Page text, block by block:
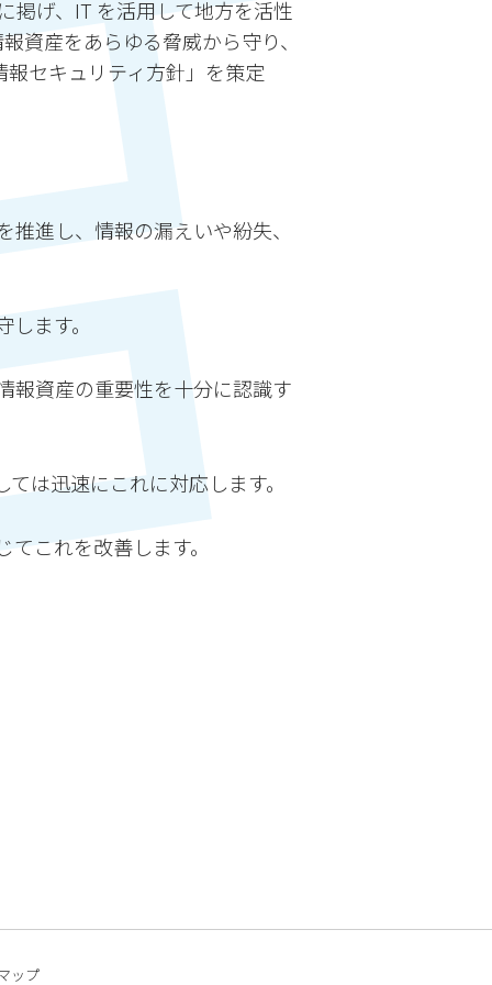
掲げ、IT を活用して地方を活性
資産をあらゆる脅威から守り、
セキュリティ方針」を策定
進し、情報の漏えいや紛失、
ます。
報資産の重要性を十分に認識す
は迅速にこれに対応します。
これを改善します。
ップ